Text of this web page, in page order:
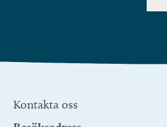
Kontakta oss